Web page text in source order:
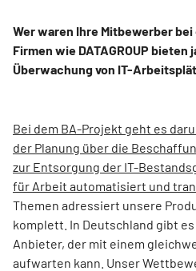
Wer waren Ihre Mitbewerber
Firmen wie DATAGROUP
Überwachung von IT-
Bei dem BA-Projekt geht es
der Planung über die
zur Entsorgung der IT-
für Arbeit automatisiert und
Themen adressiert unsere
komplett. In Deutschland gibt
Anbieter, der mit einem
aufwarten kann. Unser